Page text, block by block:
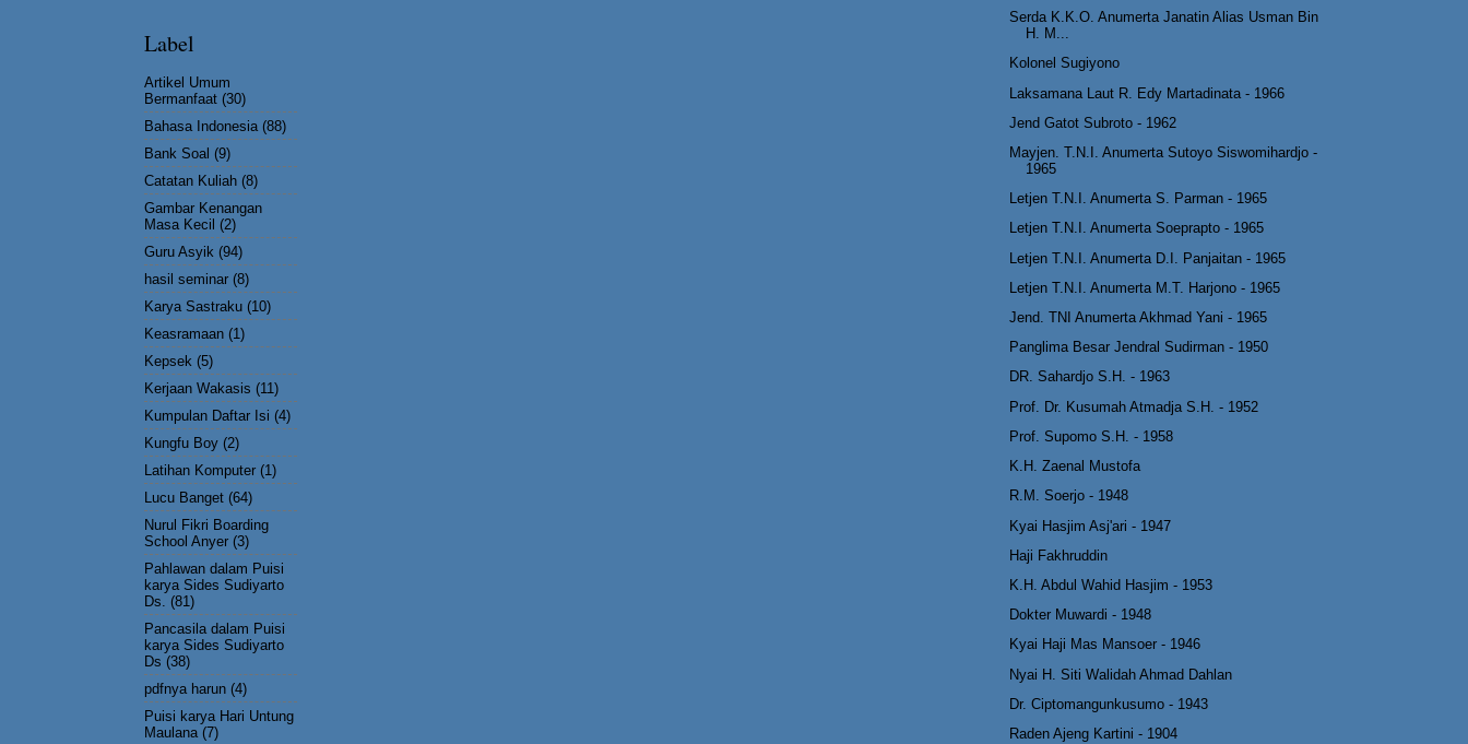
Label
Artikel Umum
Bermanfaat (30)
Bahasa Indonesia (88)
Bank Soal (9)
Catatan Kuliah (8)
Gambar Kenangan
Masa Kecil (2)
Guru Asyik (94)
hasil seminar (8)
Karya Sastraku (10)
Keasramaan (1)
Kepsek (5)
Kerjaan Wakasis (11)
Kumpulan Daftar Isi (4)
Kungfu Boy (2)
Latihan Komputer (1)
Lucu Banget (64)
Nurul Fikri Boarding
School Anyer (3)
Pahlawan dalam Puisi
karya Sides Sudiyarto
Ds. (81)
Pancasila dalam Puisi
karya Sides Sudiyarto
Ds (38)
pdfnya harun (4)
Puisi karya Hari Untung
Maulana (7)
Serda K.K.O. Anumerta Janatin Alias Usman Bin
H. M...
Kolonel Sugiyono
Laksamana Laut R. Edy Martadinata - 1966
Jend Gatot Subroto - 1962
Mayjen. T.N.I. Anumerta Sutoyo Siswomihardjo -
1965
Letjen T.N.I. Anumerta S. Parman - 1965
Letjen T.N.I. Anumerta Soeprapto - 1965
Letjen T.N.I. Anumerta D.I. Panjaitan - 1965
Letjen T.N.I. Anumerta M.T. Harjono - 1965
Jend. TNI Anumerta Akhmad Yani - 1965
Panglima Besar Jendral Sudirman - 1950
DR. Sahardjo S.H. - 1963
Prof. Dr. Kusumah Atmadja S.H. - 1952
Prof. Supomo S.H. - 1958
K.H. Zaenal Mustofa
R.M. Soerjo - 1948
Kyai Hasjim Asj'ari - 1947
Haji Fakhruddin
K.H. Abdul Wahid Hasjim - 1953
Dokter Muwardi - 1948
Kyai Haji Mas Mansoer - 1946
Nyai H. Siti Walidah Ahmad Dahlan
Dr. Ciptomangunkusumo - 1943
Raden Ajeng Kartini - 1904